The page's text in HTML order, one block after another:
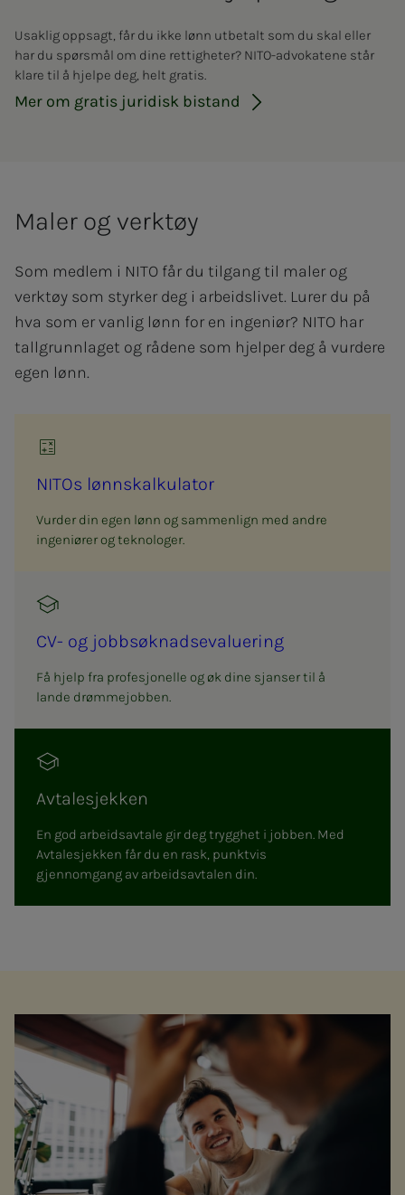
Usaklig oppsagt, får du ikke lønn utbetalt som du skal eller
har du spørsmål om dine rettigheter? NITO-advokatene står
klare til å hjelpe deg, helt gratis.
Mer om gratis juridisk bistand
Maler og verktøy
Som medlem i NITO får du tilgang til maler og
verktøy som styrker deg i arbeidslivet. Lurer du på
hva som er vanlig lønn for en ingeniør? NITO har
tallgrunnlaget og rådene som hjelper deg å vurdere
egen lønn.
NITOs lønn­­­skalk­­­u­la­tor
Vurder din egen lønn og sammenlign med andre
ingeniører og teknologer.
CV- og job­b­­­søk­­­nads­­­e­va­lu­e­ring
Få hjelp fra profesjonelle og øk dine sjanser til å
lande drømmejobben.
Av­ta­­­le­­­sjek­­­ken
En god arbeidsavtale gir deg trygghet i jobben. Med
Avtalesjekken får du en rask, punktvis
gjennomgang av arbeidsavtalen din.